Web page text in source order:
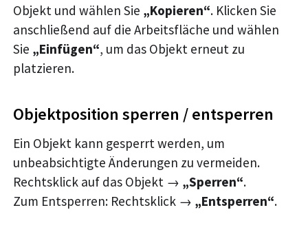
Objekt und wählen Sie „Kopieren“. Klicken Sie
anschließend auf die Arbeitsfläche und wählen
Sie „Einfügen“, um das Objekt erneut zu
platzieren.
Objektposition sperren / entsperren
Ein Objekt kann gesperrt werden, um
unbeabsichtigte Änderungen zu vermeiden.
Rechtsklick auf das Objekt → „Sperren“.
Zum Entsperren: Rechtsklick → „Entsperren“.